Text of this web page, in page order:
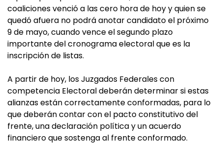
coaliciones venció a las cero hora de hoy y quien se
quedó afuera no podrá anotar candidato el próximo
9 de mayo, cuando vence el segundo plazo
importante del cronograma electoral que es la
inscripción de listas.
A partir de hoy, los Juzgados Federales con
competencia Electoral deberán determinar si estas
alianzas están correctamente conformadas, para lo
que deberán contar con el pacto constitutivo del
frente, una declaración política y un acuerdo
financiero que sostenga al frente conformado.